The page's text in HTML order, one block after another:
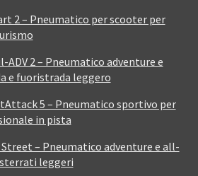
2 – Pneumatico per scooter per
ADV 2 – Pneumatico adventure e
e fuoristrada leggero
5 – Pneumatico sportivo per
in pista
– Pneumatico adventure e all-
leggeri